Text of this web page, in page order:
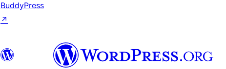
BuddyPress
↗